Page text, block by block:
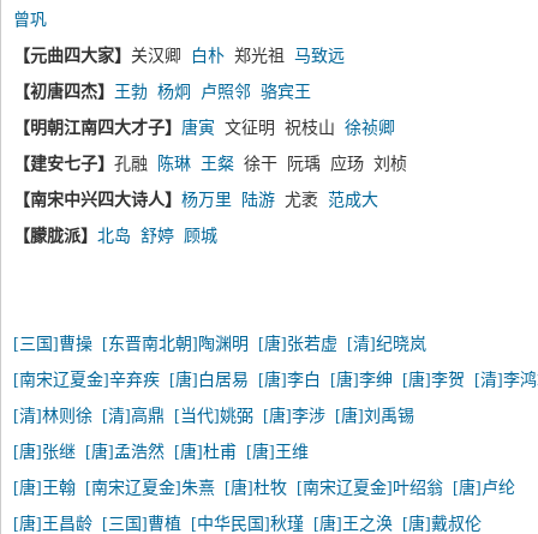
曾巩
【元曲四大家】 关汉卿 白朴 郑光祖 马致远
【初唐四杰】
王勃 杨炯 卢照邻 骆宾王
【明朝江南四大才子】 唐寅 文征明 祝枝山 徐祯卿
【建安七子】 孔融 陈琳 王粲 徐干 阮瑀 应玚 刘桢
【南宋中兴四大诗人】 杨万里 陆游 尤袤 范成大
【朦胧派】 北岛 舒婷 顾城
[三国]曹操 [东晋南北朝]陶渊明 [唐]张若虚
[清]纪晓岚
[南宋辽夏金]辛弃疾
[唐]白居易 [唐]李白 [唐]李绅 [唐]李贺
[清]李
[清]林则徐
[清]高鼎 [当代]姚弼 [唐]李涉
[唐]刘禹锡
[唐]张继
[唐]孟浩然 [唐]杜甫
[唐]王维
[唐]王翰
[南宋辽夏金]朱熹 [唐]杜牧 [南宋辽夏金]叶绍翁
[唐]卢纶
[唐]王昌龄
[三国]曹植 [中华民国]秋瑾 [唐]王之涣
[唐]戴叔伦